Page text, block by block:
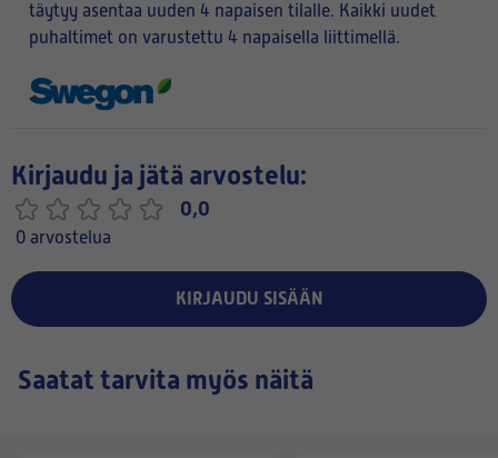
täytyy asentaa uuden 4 napaisen tilalle. Kaikki uudet
puhaltimet on varustettu 4 napaisella liittimellä.
Kirjaudu ja jätä arvostelu:
0,0
0 arvostelua
KIRJAUDU SISÄÄN
Saatat tarvita myös näitä